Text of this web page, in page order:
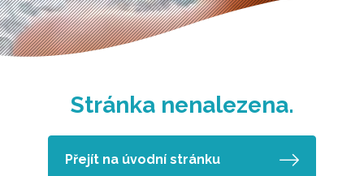
Stránka nenalezena.
Přejít na úvodní stránku